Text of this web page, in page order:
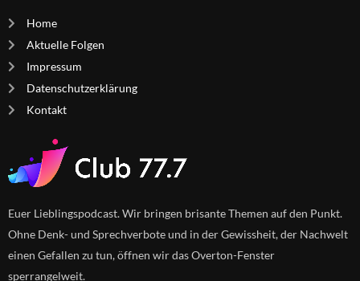
Home
Aktuelle Folgen
Impressum
Datenschutzerklärung
Kontakt
Euer Lieblingspodcast. Wir bringen brisante Themen auf den Punkt.
Ohne Denk- und Sprechverbote und in der Gewissheit, der Nachwelt
einen Gefallen zu tun, öffnen wir das Overton-Fenster
sperrangelweit.